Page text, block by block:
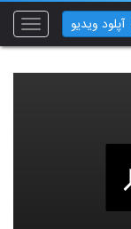
Toggle
آپلود ویدیو